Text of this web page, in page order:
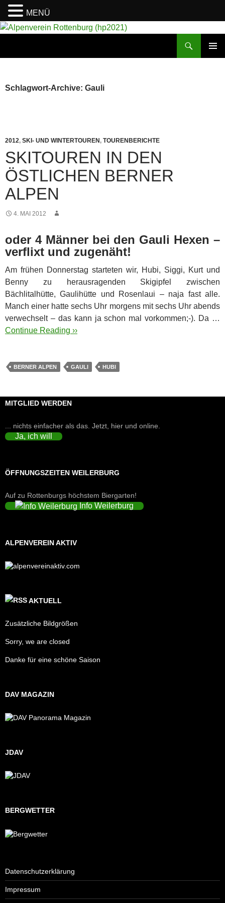
Schlagwort-Archive: Gauli
2012, SKI- UND WINTERTOUREN, TOURENBERICHTE
SKITOUREN IN DEN
ÖSTLICHEN BERNER
ALPEN
4. MAI 2012
oder 4 Männer bei den Gauli Hexen –
verflixt und zugenäht!
Am frühen Donnerstag starteten wir, Hubi, Siggi, Kurt und
Benny zu herausragenden Skigipfel zwischen
Bächlitalhütte, Gaulihütte und Rosenlaui – naja fast alle.
Manch einer hatte sechs Uhr morgens mit sechs Uhr abends
verwechselt – das kann ja schon mal vorkommen;-). Da …
Continue Reading ››
BERNER ALPEN GAULI HUBI
MITGLIED WERDEN
... nichts einfacher als das. Jetzt, hier und online.
Ja, ich will
ÖFFNUNGSZEITEN WEILERBURG
Auf zu Rottenburgs höchstem Biergarten!
Info Weilerburg
ALPENVEREIN AKTIV
AKTUELL
Zusätzliche Bildgrößen
Sorry, we are closed
Danke für eine schöne Saison
DAV MAGAZIN
JDAV
BERGWETTER
Datenschutzerklärung
Impressum
MENÜ